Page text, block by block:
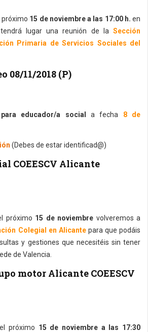
15 de noviembre a las 17:00 h. en
lugar una reunión de la Sección
Primaria de Servicios Sociales del
08/11/2018 (P)
educador/a social a fecha 8 de
(Debes de estar identificad@)
COEESCV Alicante
próximo 15 de noviembre volveremos a
Colegial en Alicantepara que podáis
y gestiones que necesitéis sin tener
de Valencia.
motor Alicante COEESCV
próximo 15 de noviembre a las 17:30